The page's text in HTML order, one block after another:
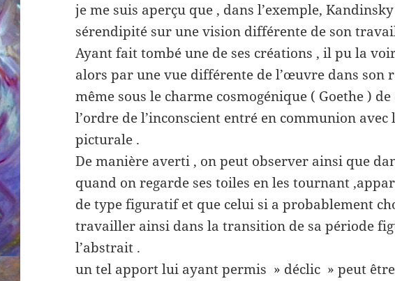
je me suis aperçu que , dans l’exemple,
sérendipité sur une vision différente de son
Ayant fait tombé une de ses créations , il pu la
alors par une vue différente de l’œuvre dans son
même sous le charme cosmogénique ( Goethe )
l’ordre de l’inconscient entré en communion
picturale .
De manière averti , on peut observer ainsi que
quand on regarde ses toiles en les tournant
de type figuratif et que celui si a probablement
travailler ainsi dans la transition de sa période
l’abstrait .
un tel apport lui ayant permis » déclic » peut